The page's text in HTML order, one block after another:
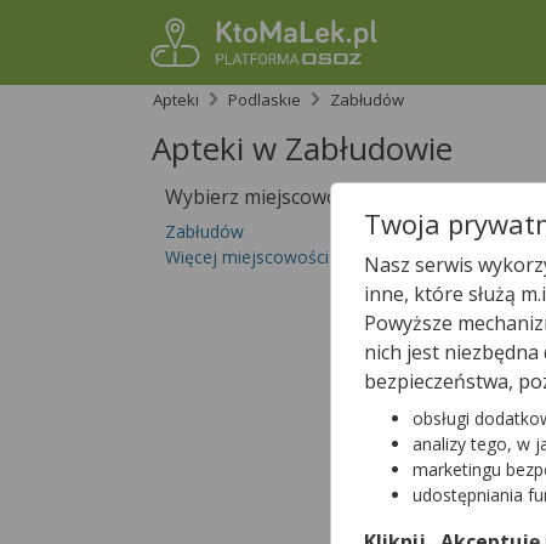
Apteki
Podlaskie Zabłudów
Apteki w Zabłudowie
Wybierz miejscowość
Zabłudów
Więcej miejscowości...
Sprawdź,
Twoja
Nasz serwis
inne, które służą
Powyższe
nich jest niezbędna
bezpieczeństwa,
obsługi
analizy tego, w
marketingu
udostępniania